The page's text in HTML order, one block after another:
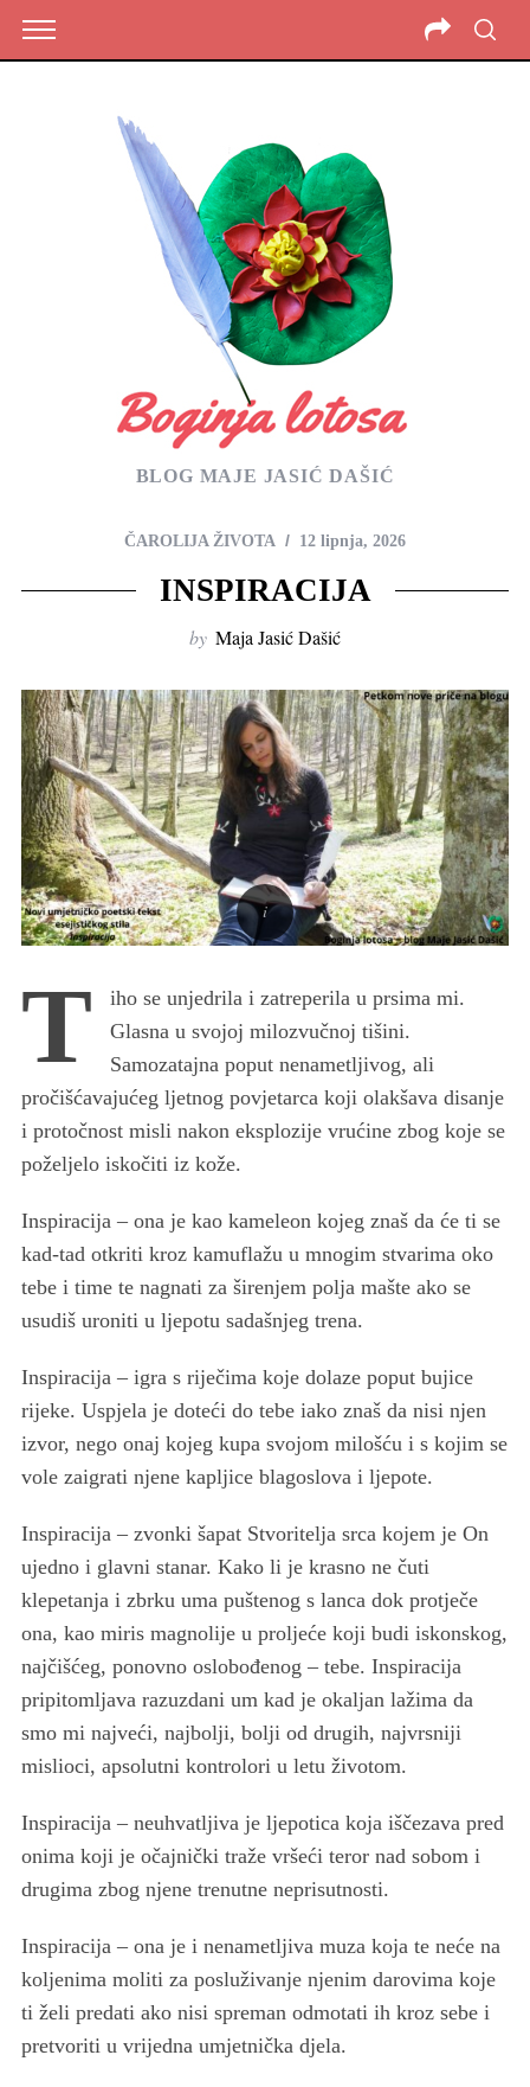
BLOG MAJE JASIĆ DAŠIĆ
ČAROLIJA ŽIVOTA 12 lipnja, 2026
INSPIRACIJA
by Maja Jasić Dašić
T
iho se unjedrila i zatreperila u prsima mi.
Glasna u svojoj milozvučnoj tišini.
Samozatajna poput nenametljivog, ali
pročišćavajućeg ljetnog povjetarca koji olakšava disanje
i protočnost misli nakon eksplozije vrućine zbog koje se
poželjelo iskočiti iz kože.
Inspiracija ‒ ona je kao kameleon kojeg znaš da će ti se
kad-tad otkriti kroz kamuflažu u mnogim stvarima oko
tebe i time te nagnati za širenjem polja mašte ako se
usudiš uroniti u ljepotu sadašnjeg trena.
Inspiracija ‒ igra s riječima koje dolaze poput bujice
rijeke. Uspjela je doteći do tebe iako znaš da nisi njen
izvor, nego onaj kojeg kupa svojom milošću i s kojim se
vole zaigrati njene kapljice blagoslova i ljepote.
Inspiracija ‒ zvonki šapat Stvoritelja srca kojem je On
ujedno i glavni stanar. Kako li je krasno ne čuti
klepetanja i zbrku uma puštenog s lanca dok protječe
ona, kao miris magnolije u proljeće koji budi iskonskog,
najčišćeg, ponovno oslobođenog ‒ tebe. Inspiracija
pripitomljava razuzdani um kad je okaljan lažima da
smo mi najveći, najbolji, bolji od drugih, najvrsniji
mislioci, apsolutni kontrolori u letu životom.
Inspiracija ‒ neuhvatljiva je ljepotica koja iščezava pred
onima koji je očajnički traže vršeći teror nad sobom i
drugima zbog njene trenutne neprisutnosti.
Inspiracija ‒ ona je i nenametljiva muza koja te neće na
koljenima moliti za posluživanje njenim darovima koje
ti želi predati ako nisi spreman odmotati ih kroz sebe i
pretvoriti u vrijedna umjetnička djela.